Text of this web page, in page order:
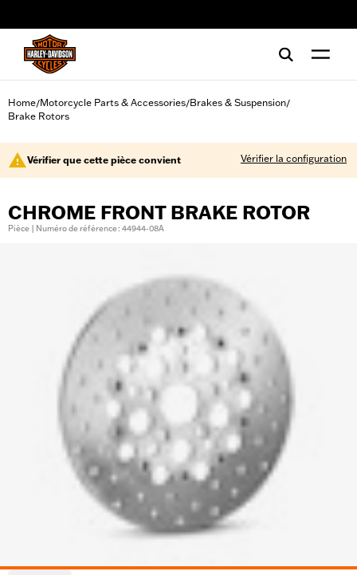
Home/Motorcycle Parts & Accessories/Brakes & Suspension/
Brake Rotors
Vérifier que cette pièce convient Vérifier la configuration
CHROME FRONT BRAKE ROTOR
Pièce | Numéro de référence : 44944-08A